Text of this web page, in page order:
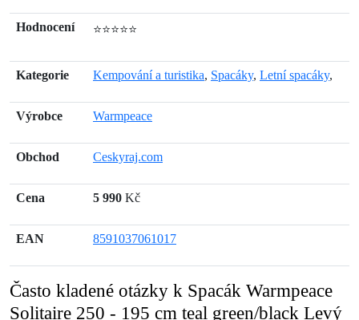
Hodnocení ⭐⭐⭐⭐⭐
Kategorie Kempování a turistika, Spacáky, Letní spacáky,
Výrobce Warmpeace
Obchod Ceskyraj.com
Cena 5 990 Kč
EAN 8591037061017
Často kladené otázky k Spacák Warmpeace
Solitaire 250 - 195 cm teal green/black Levý